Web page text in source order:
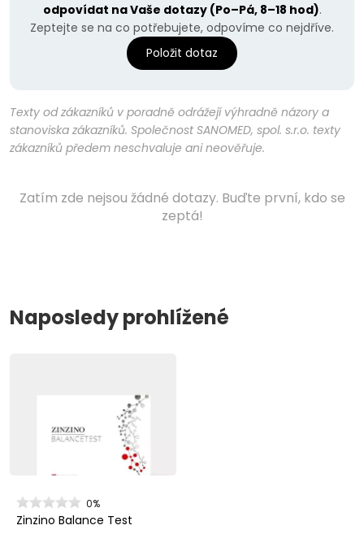
odpovídat na Vaše dotazy (Po–Pá, 8–18 hod).
Zeptejte se na co potřebujete, odpovíme co nejdříve.
Položit dotaz
Texty od zákazníků v poradně odrážejí výhradně názory a
stanoviska zákazníků. Společnost SANOMED, spol. s.r.o. texty
zákazníků předem neschvaluje ani neověřuje.
Zatím zde nejsou žádné dotazy. Buďte první, kdo se
zeptá!
Naposledy prohlížené
0%
Zinzino Balance Test